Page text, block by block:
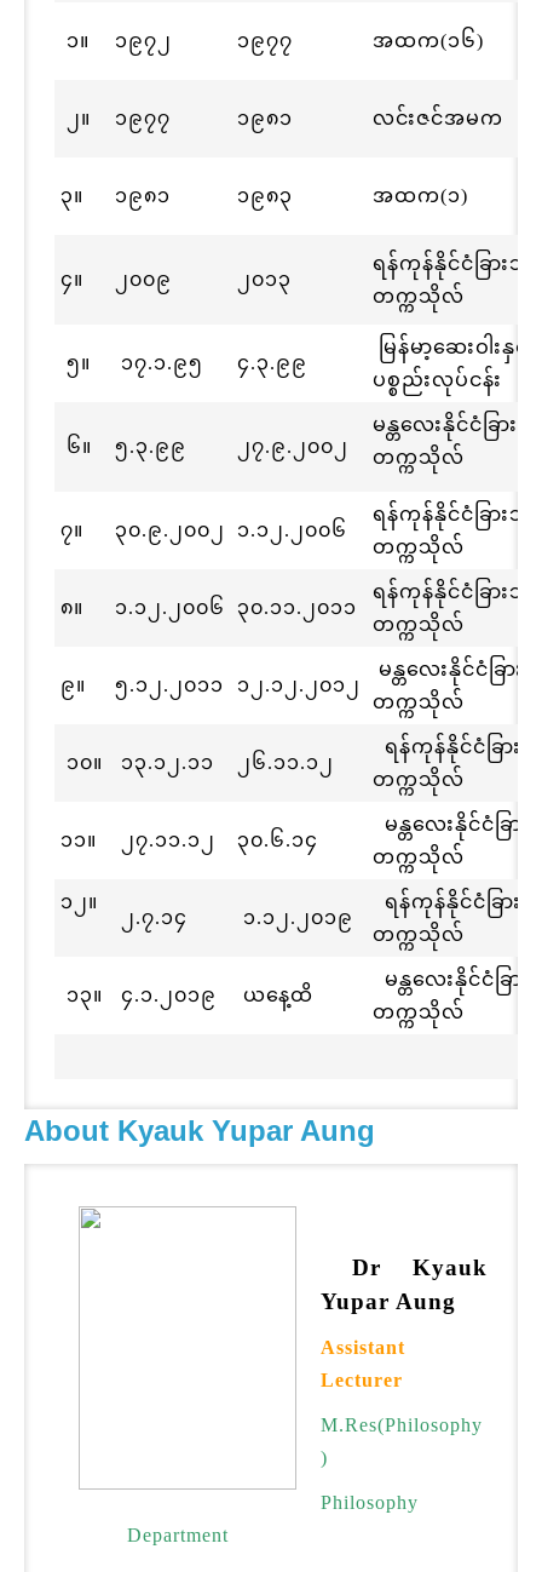
၁။ ၁၉၇၂ ၁၉၇၇ အထက(၁၆)
၂။ ၁၉၇၇ ၁၉၈၁ လင်းဇင်အမက
၃။ ၁၉၈၁ ၁၉၈၃ အထက(၁)
၄။ ၂၀၀၉ ၂၀၁၃
ရန်ကုန်နိုင်ငံခြားဘ
တက္ကသိုလ်
၅။ ၁၇.၁.၉၅ ၄.၃.၉၉
မြန်မာ့ဆေးဝါးနှ
ပစ္စည်းလုပ်ငန်း
၆။ ၅.၃.၉၉ ၂၇.၉.၂၀၀၂
မန္တလေးနိုင်ငံခြား
တက္ကသိုလ်
၇။ ၃၀.၉.၂၀၀၂ ၁.၁၂.၂၀၀၆
ရန်ကုန်နိုင်ငံခြားဘ
တက္ကသိုလ်
၈။ ၁.၁၂.၂၀၀၆ ၃၀.၁၁.၂၀၁၁
ရန်ကုန်နိုင်ငံခြားဘ
တက္ကသိုလ်
၉။ ၅.၁၂.၂၀၁၁ ၁၂.၁၂.၂၀၁၂
မန္တလေးနိုင်ငံခြာ
တက္ကသိုလ်
၁၀။ ၁၃.၁၂.၁၁ ၂၆.၁၁.၁၂
ရန်ကုန်နိုင်ငံခြား
တက္ကသိုလ်
၁၁။ ၂၇.၁၁.၁၂ ၃၀.၆.၁၄
မန္တလေးနိုင်ငံခြာ
တက္ကသိုလ်
၁၂။
၂.၇.၁၄ ၁.၁၂.၂၀၁၉
ရန်ကုန်နိုင်ငံခြား
တက္ကသိုလ်
၁၃။ ၄.၁.၂၀၁၉ ယနေ့ထိ
မန္တလေးနိုင်ငံခြာ
တက္ကသိုလ်
About Kyauk Yupar Aung
Dr Kyauk
Yupar Aung
Assistant
Lecturer
M.Res(Philosophy
)
Philosophy
Department